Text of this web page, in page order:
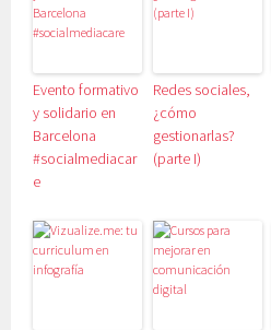
Evento formativo
y solidario en
Barcelona
#socialmediacar
e
Redes sociales,
¿cómo
gestionarlas?
(parte I)